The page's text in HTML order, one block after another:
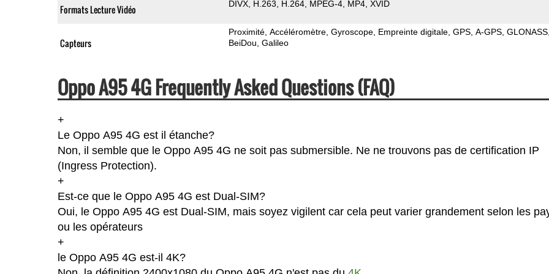
Formats Lecture Vidéo DIVX H.263 H.264 MPEG-4 MP4 XVID
Capteurs
Proximité Accéléromètre Gyroscope Empreinte digitale GPS A-GPS GLONASS
BeiDou Galileo
Oppo A95 4G Frequently Asked Questions (FAQ)
+
Le Oppo A95 4G est il étanche?
Non, il semble que le Oppo A95 4G ne soit pas submersible. Ne ne trouvons pas de certification IP
(Ingress Protection).
+
Est-ce que le Oppo A95 4G est Dual-SIM?
Oui, le Oppo A95 4G est Dual-SIM, mais soyez vigilent car cela peut varier grandement selon les
ou les opérateurs
+
le Oppo A95 4G est-il 4K?